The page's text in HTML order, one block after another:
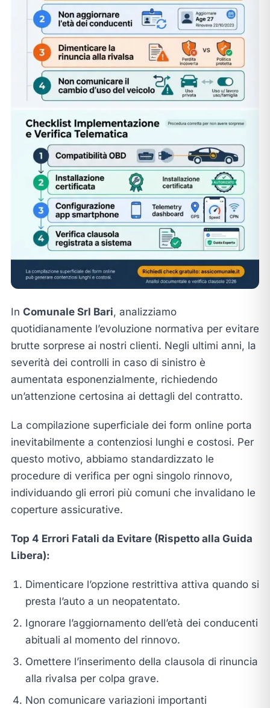
In Comunale Srl Bari, analizziamo
quotidianamente l’evoluzione normativa per evitare
brutte sorprese ai nostri clienti. Negli ultimi anni, la
severità dei controlli in caso di sinistro è
aumentata esponenzialmente, richiedendo
un’attenzione certosina ai dettagli del contratto.
La compilazione superficiale dei form online porta
inevitabilmente a contenziosi lunghi e costosi. Per
questo motivo, abbiamo standardizzato le
procedure di verifica per ogni singolo rinnovo,
individuando gli errori più comuni che invalidano le
coperture assicurative.
Top 4 Errori Fatali da Evitare (Rispetto alla Guida
Libera):
Dimenticare l’opzione restrittiva attiva quando si
presta l’auto a un neopatentato.
Ignorare l’aggiornamento dell’età dei conducenti
abituali al momento del rinnovo.
Omettere l’inserimento della clausola di rinuncia
alla rivalsa per colpa grave.
Non comunicare variazioni importanti